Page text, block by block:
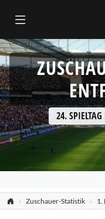
24.
Zuschauer-Statistik 1.